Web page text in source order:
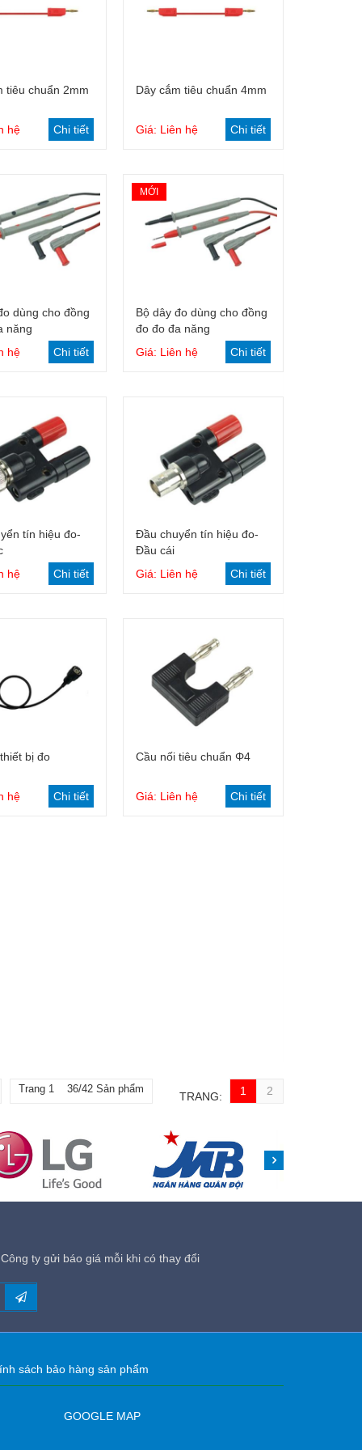
Giỏ hàng
tiêu chuẩn 2mm
hệ Chi tiết
Giỏ hàng
Dây cắm tiêu chuẩn 4mm
Giá: Liên hệ Chi tiết
Giỏ hàng
dùng cho đồng
năng
hệ
Chi tiết
MỚI
Giỏ hàng
Bộ dây đo dùng cho đồng
đo đo đa năng
Giá: Liên hệ
Chi tiết
Giỏ hàng
tín hiệu đo-
hệ
Chi tiết
Giỏ hàng
Đầu chuyển tín hiệu đo-
Đầu cái
Giá: Liên hệ
Chi tiết
Giỏ hàng
bị đo
hệ Chi tiết
Giỏ hàng
Cầu nối tiêu chuẩn Φ4
Giá: Liên hệ Chi tiết
TRANG: 1 2
Trang 1 36/42 Sản phẩm
ty gửi báo giá mỗi khi có thay đổi
sách bảo hàng sản phẩm
GOOGLE MAP